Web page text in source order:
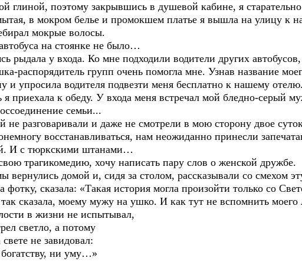
глиной, поэтому закрывшись в душевой кабине, я
в мокром белье и промокшем платье я вышла на улицу к
мокрые волосы.
на стоянке не было…
рыдала у входа. Ко мне подходили водители других
распорядитель групп очень помогла мне. Узнав название
и упросила водителя подвезти меня бесплатно к нашему отелю.
к обеду. У входа меня встречал мой бледно-серый
семьи...
и даже не смотрели в мою сторону двое
восстанавливаться, нам неожиданно принесли
И с тюркскими штанами…
трагикомедию, хочу написать пару слов о женской дружбе.
домой и, сидя за столом, рассказывали со смехом
фотку, сказала: «Такая история могла произойти только со
сказала, моему мужу на ушко. И как тут не вспомнить
в жизни не испытывал,
светло, а потому
не завидовал:
ни уму…»